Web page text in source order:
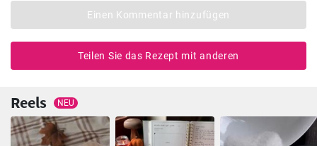
Einen Kommentar hinzufügen
Teilen Sie das Rezept mit anderen
Reels NEU